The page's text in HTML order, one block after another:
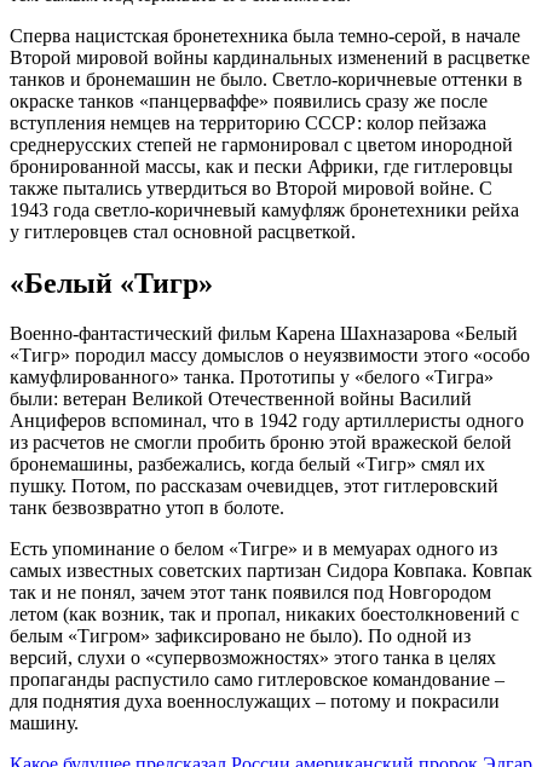
Сперва нацистская бронетехника была темно-серой, в начале
Второй мировой войны кардинальных изменений в расцветке
танков и бронемашин не было. Светло-коричневые оттенки в
окраске танков «панцерваффе» появились сразу же после
вступления немцев на территорию СССР: колор пейзажа
среднерусских степей не гармонировал с цветом инородной
бронированной массы, как и пески Африки, где гитлеровцы
также пытались утвердиться во Второй мировой войне. С
1943 года светло-коричневый камуфляж бронетехники рейха
у гитлеровцев стал основной расцветкой.
«Белый «Тигр»
Военно-фантастический фильм Карена Шахназарова «Белый
«Тигр» породил массу домыслов о неуязвимости этого «особо
камуфлированного» танка. Прототипы у «белого «Тигра»
были: ветеран Великой Отечественной войны Василий
Анциферов вспоминал, что в 1942 году артиллеристы одного
из расчетов не смогли пробить броню этой вражеской белой
бронемашины, разбежались, когда белый «Тигр» смял их
пушку. Потом, по рассказам очевидцев, этот гитлеровский
танк безвозвратно утоп в болоте.
Есть упоминание о белом «Тигре» и в мемуарах одного из
самых известных советских партизан Сидора Ковпака. Ковпак
так и не понял, зачем этот танк появился под Новгородом
летом (как возник, так и пропал, никаких боестолкновений с
белым «Тигром» зафиксировано не было). По одной из
версий, слухи о «супервозможностях» этого танка в целях
пропаганды распустило само гитлеровское командование –
для поднятия духа военнослужащих – потому и покрасили
машину.